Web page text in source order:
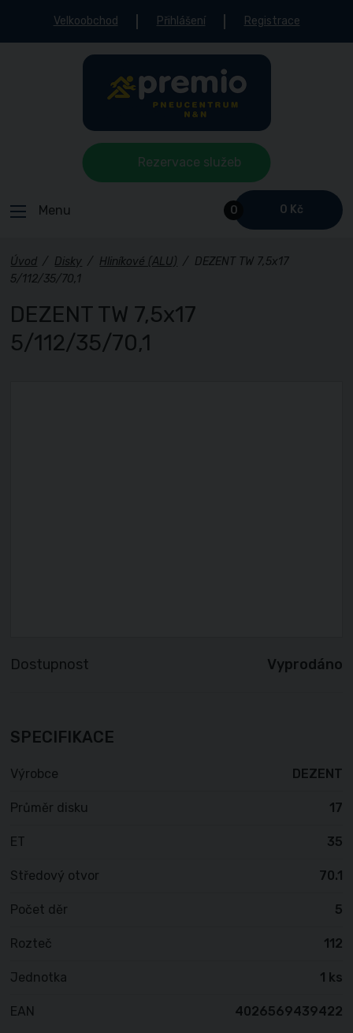
Velkoobchod Přihlášení Registrace
0 0 Kč
Menu
Rezervace služeb
Úvod / Disky / Hliníkové (ALU) / DEZENT TW 7,5x17
5/112/35/70,1
DEZENT TW 7,5x17
5/112/35/70,1
Dostupnost Vyprodáno
SPECIFIKACE
Výrobce DEZENT
Průměr disku 17
ET 35
Středový otvor 70.1
Počet děr 5
Rozteč 112
Jednotka 1 ks
EAN 4026569439422